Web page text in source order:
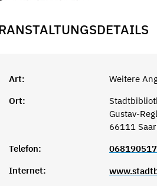
Art:
Weitere
Ort:
Gustav-
66111
Telefon:
Internet: